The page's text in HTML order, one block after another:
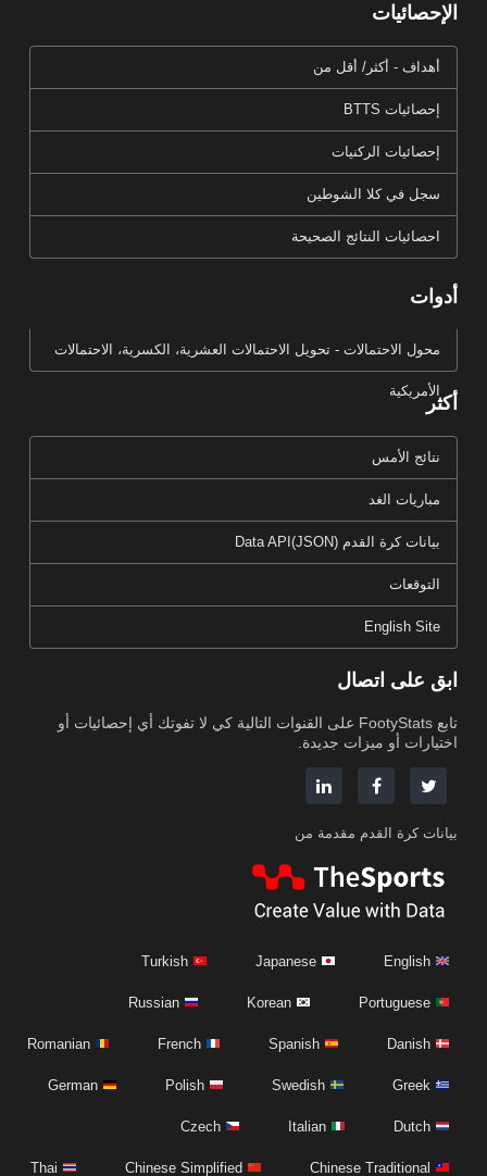
الإحصائيات
أهداف - أكثر/ أقل من
إحصائيات BTTS
إحصائيات الركنيات
سجل في كلا الشوطين
احصائيات النتائج الصحيحة
أدوات
محول الاحتمالات - تحويل الاحتمالات العشرية، الكسرية، الاحتمالات
الأمريكية
أكثر
نتائج الأمس
مباريات الغد
بيانات كرة القدم Data API(JSON)
التوقعات
English Site
ابق على اتصال
تابع FootyStats على القنوات التالية كي لا تفوتك أي إحصائيات أو
اختيارات أو ميزات جديدة.
بيانات كرة القدم مقدمة من
English
Japanese
Turkish
Portuguese
Korean
Russian
Danish
Spanish
French
Romanian
Greek
Swedish
Polish
German
Dutch
Italian
Czech
Chinese Traditional
Chinese Simplified
Thai